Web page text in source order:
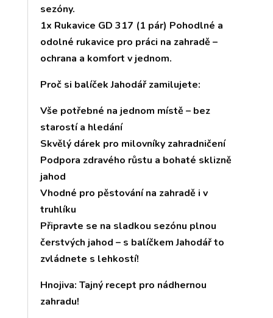
sezóny.
1x Rukavice GD 317 (1 pár) Pohodlné a
odolné rukavice pro práci na zahradě –
ochrana a komfort v jednom.
Proč si balíček Jahodář zamilujete:
Vše potřebné na jednom místě – bez
starostí a hledání
Skvělý dárek pro milovníky zahradničení
Podpora zdravého růstu a bohaté sklizně
jahod
Vhodné pro pěstování na zahradě i v
truhlíku
Připravte se na sladkou sezónu plnou
čerstvých jahod – s balíčkem Jahodář to
zvládnete s lehkostí!
Hnojiva: Tajný recept pro nádhernou
zahradu!